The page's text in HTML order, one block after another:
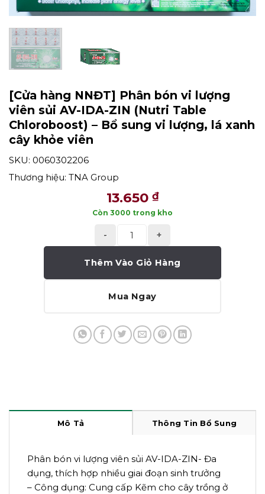
[Cửa hàng NNĐT] Phân bón vi lượng
viên sủi AV-IDA-ZIN (Nutri Table
Chloroboost) – Bổ sung vi lượng, lá xanh
cây khỏe viên
SKU: 0060302206
Thương hiệu: TNA Group
13.650 ₫
Còn 3000 trong kho
Thêm Vào Giỏ Hàng
Mua Ngay
Mô Tả Thông Tin Bổ Sung
Phân bón vi lượng viên sủi AV-IDA-ZIN- Đa
dụng, thích hợp nhiều giai đoạn sinh trưởng
– Công dụng: Cung cấp Kẽm cho cây trồng ở